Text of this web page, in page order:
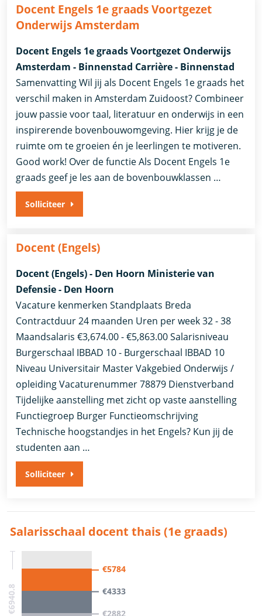
Docent Engels 1e graads Voortgezet
Onderwijs Amsterdam
Docent Engels 1e graads Voortgezet Onderwijs
Amsterdam - Binnenstad Carrière - Binnenstad
Samenvatting Wil jij als Docent Engels 1e graads het
verschil maken in Amsterdam Zuidoost? Combineer
jouw passie voor taal, literatuur en onderwijs in een
inspirerende bovenbouwomgeving. Hier krijg je de
ruimte om te groeien én je leerlingen te motiveren.
Good work! Over de functie Als Docent Engels 1e
graads geef je les aan de bovenbouwklassen …
Solliciteer
Docent (Engels)
Docent (Engels) - Den Hoorn Ministerie van
Defensie - Den Hoorn
Vacature kenmerken Standplaats Breda
Contractduur 24 maanden Uren per week 32 - 38
Maandsalaris €3,674.00 - €5,863.00 Salarisniveau
Burgerschaal IBBAD 10 - Burgerschaal IBBAD 10
Niveau Universitair Master Vakgebied Onderwijs /
opleiding Vacaturenummer 78879 Dienstverband
Tijdelijke aanstelling met zicht op vaste aanstelling​​
Functiegroep Burger​ Functieomschrijving
Technische hoogstandjes in het Engels? Kun jij de
studenten aan …
Solliciteer
Salarisschaal docent thais (1e graads)
€5784
€4333
€2882